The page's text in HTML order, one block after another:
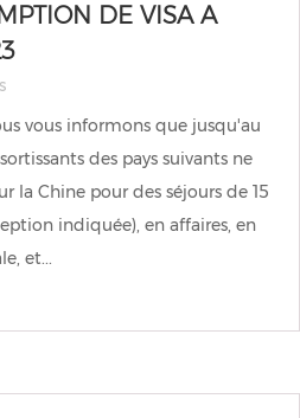
DE VISA A
vous informons que jusqu'au
des pays suivants ne
la Chine pour des séjours de 15
indiquée), en affaires, en
et...